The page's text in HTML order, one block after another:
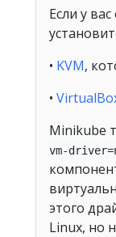
Если у
• KVM,
•
Minikube
vm-
этого
Linux, но